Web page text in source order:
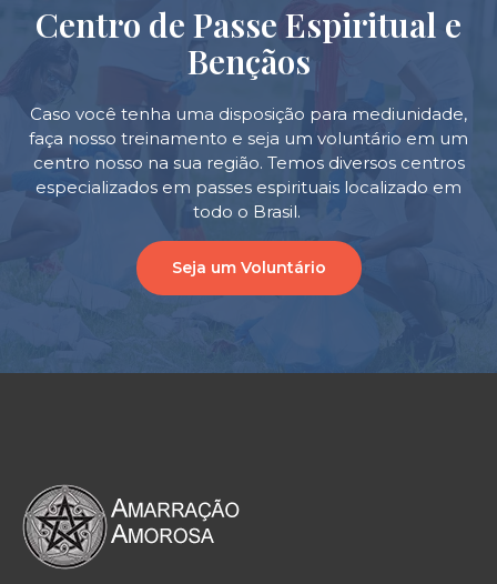
Centro de Passe Espiritual e
Bençãos
Caso você tenha uma disposição para mediunidade,
faça nosso treinamento e seja um voluntário em um
centro nosso na sua região. Temos diversos centros
especializados em passes espirituais localizado em
todo o Brasil.
Seja um Voluntário